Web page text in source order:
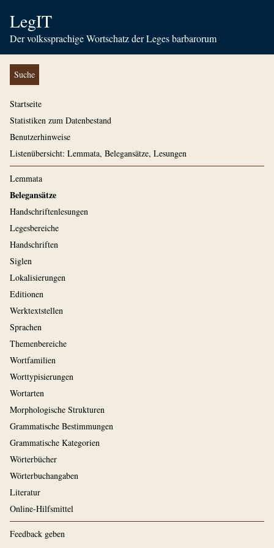
LegIT
Der volkssprachige Wortschatz der Leges barbarorum
Suche
Startseite
Statistiken zum Datenbestand
Benutzerhinweise
Listenübersicht: Lemmata, Belegansätze, Lesungen
Lemmata
Belegansätze
Handschriftenlesungen
Legesbereiche
Handschriften
Siglen
Lokalisierungen
Editionen
Werktextstellen
Sprachen
Themenbereiche
Wortfamilien
Worttypisierungen
Wortarten
Morphologische Strukturen
Grammatische Bestimmungen
Grammatische Kategorien
Wörterbücher
Wörterbuchangaben
Literatur
Online-Hilfsmittel
Feedback geben